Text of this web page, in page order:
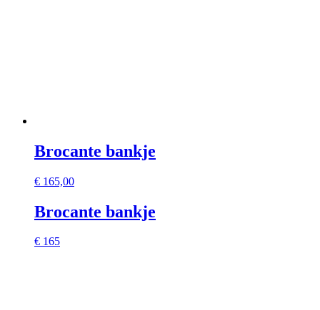
Brocante bankje
€ 165,00
Brocante bankje
€ 165